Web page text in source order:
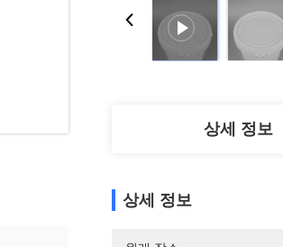
상세 정보
상세 정보